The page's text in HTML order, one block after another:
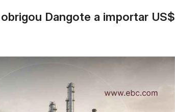
Dangote a importar US$